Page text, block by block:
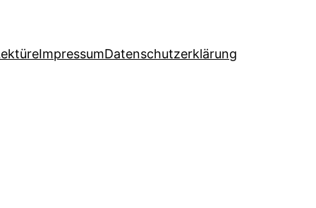
ImpressumDatenschutzerklärung